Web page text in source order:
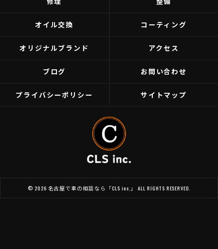
オイル交換 コーティング
オリジナルブランド アクセス
ブログ お問い合わせ
プライバシーポリシー サイトマップ
© 2026 名古屋で車の相談なら「CLS inc.」 ALL RIGHTS RESERVED.